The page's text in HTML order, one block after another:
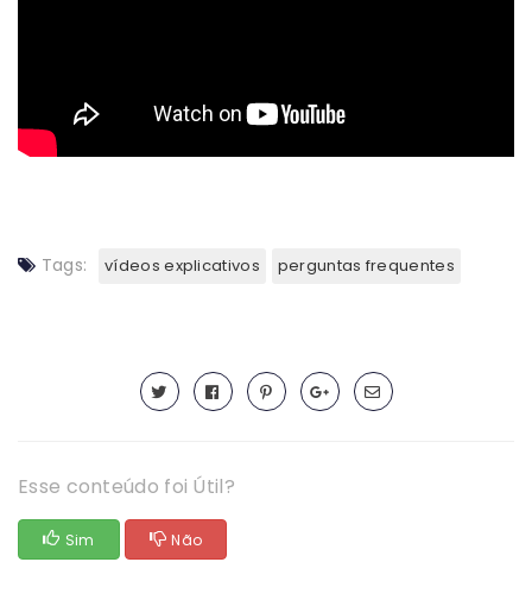
Tags: vídeos explicativos perguntas frequentes
Esse conteúdo foi Útil?
Sim Não